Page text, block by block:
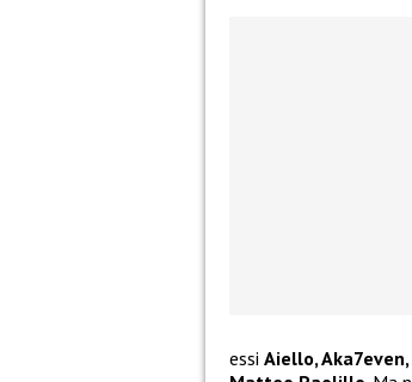
essi Aiello,